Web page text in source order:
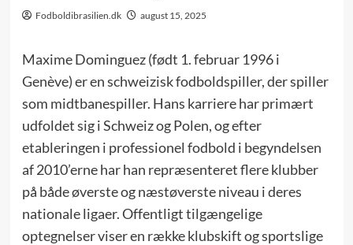
Fodboldibrasilien.dk august 15, 2025
Maxime Dominguez (født 1. februar 1996 i
Genève) er en schweizisk fodboldspiller, der spiller
som midtbanespiller. Hans karriere har primært
udfoldet sig i Schweiz og Polen, og efter
etableringen i professionel fodbold i begyndelsen
af 2010’erne har han repræsenteret flere klubber
på både øverste og næstøverste niveau i deres
nationale ligaer. Offentligt tilgængelige
optegnelser viser en række klubskift og sportslige